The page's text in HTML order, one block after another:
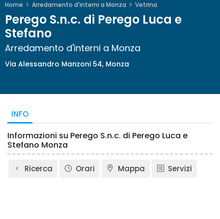
Home Arredamento d'interni a Monza Vetrina
Perego S.n.c. di Perego Luca e
Stefano
Arredamento d'interni a Monza
Via Alessandro Manzoni 54, Monza
INFO
Informazioni su Perego S.n.c. di Perego Luca e
Stefano Monza
Ricerca Orari Mappa Servizi